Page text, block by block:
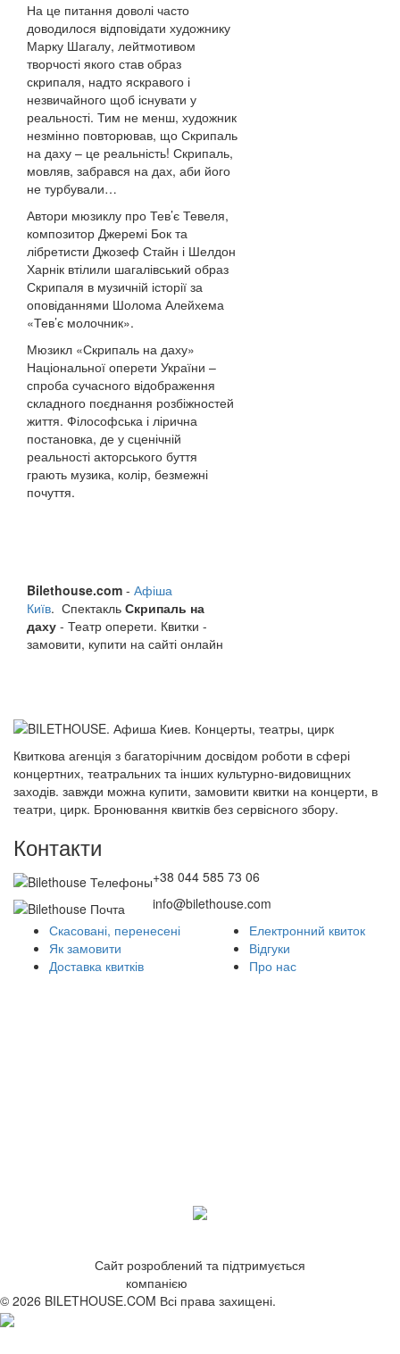
На це питання доволі часто
доводилося відповідати художнику
Марку Шагалу, лейтмотивом
творчості якого став образ
скрипаля, надто яскравого і
незвичайного щоб існувати у
реальності. Тим не менш, художник
незмінно повторював, що Скрипаль
на даху – це реальність! Скрипаль,
мовляв, забрався на дах, аби його
не турбували…
Автори мюзиклу про Тев’є Тевеля,
композитор Джеремі Бок та
лібретисти Джозеф Стайн і Шелдон
Харнік втілили шагалівський образ
Скрипаля в музичній історії за
оповіданнями Шолома Алейхема
«Тев’є молочник».
Мюзикл «Скрипаль на даху»
Національної оперети України –
спроба сучасного відображення
складного поєднання розбіжностей
життя. Філософська і лірична
постановка, де у сценічній
реальності акторського буття
грають музика, колір, безмежні
почуття.
Bilethouse.com - Афіша
Київ. Спектакль Скрипаль на
даху - Театр оперети. Квитки -
замовити, купити на сайті онлайн
Квиткова агенція з багаторічним досвідом роботи в сфері
концертних, театральних та інших культурно-видовищних
заходів. завжди можна купити, замовити квитки на концерти, в
театри, цирк. Бронювання квитків без сервісного збору.
Контакти
+38 044 585 73 06
info@bilethouse.com
Скасовані, перенесені
Як замовити
Доставка квитків
Електронний квиток
Відгуки
Про нас
Сайт розроблений та підтримується
компанією
© 2026 BILETHOUSE.COM Всі права захищені.